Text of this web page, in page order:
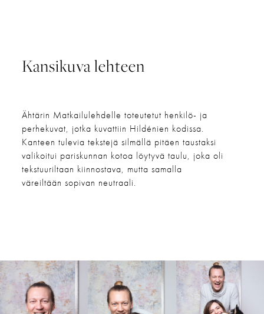
Kansikuva lehteen
Ähtärin Matkailulehdelle toteutetut henkilö- ja
perhekuvat, jotka kuvattiin Hildénien kodissa.
Kanteen tulevia tekstejä silmällä pitäen taustaksi
valikoitui pariskunnan kotoa löytyvä taulu, joka oli
tekstuuriltaan kiinnostava, mutta samalla
väreiltään sopivan neutraali.